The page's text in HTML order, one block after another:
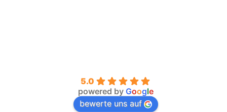
5.0
powered by Google
bewerte uns auf